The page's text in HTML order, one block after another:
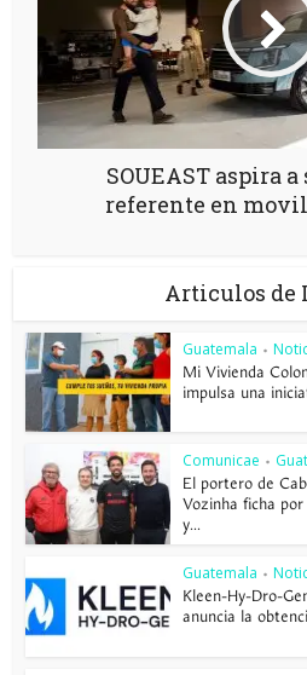
SOUEAST aspira
referente en
Articulos de
Guatemala •
Mi Vivienda
impulsa una
Comunicae •
El portero de
Vozinha ficha
y...
Guatemala •
Kleen-Hy-Dro-
anuncia la